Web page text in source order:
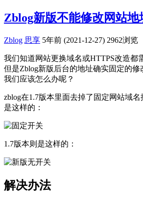
Zblog新版不能修改网站地
Zblog 思享 5年前 (2021-12-27) 2962浏览
我们知道网站更换域名或HTTPS改造都
但是Zblog新版后台的地址确实固定的修
我们应该怎么办呢？
zblog在1.7版本里面去掉了固定网站域
是这样的：
1.7版本则是这样的：
解决办法